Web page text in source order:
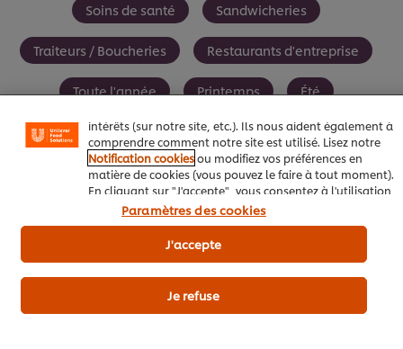
Soins de santé Sandwicheries
Traiteurs / Boucheries Restaurants d'entreprise
Toute l'année Printemps Été
Favoris du moment
Soyez le premier à évaluer.
Envoyez
Nous utilisons des cookies et techniques similaires pour
améliorer votre expérience sur notre site. Les cookies
vous permettent de profiter de certaines fonctionnalités
(telles que la sauvegarde de votre "panier en ligne"), de
la fonctionnalité de partage social (pour Facebook,
Instagram, etc.), ainsi que de personnaliser les
intérêts (sur notre site, etc.). Ils nous aident également à
comprendre comment notre site est utilisé. Lisez notre
Notification cookiesou modifiez vos préférences en
matière de cookies (vous pouvez le faire à tout moment).
En cliquant sur "J'accepte", vous consentez à l'utilisation
de cookies. Avis relatif aux cookies
Paramètres des cookies
Je refuse
J'accepte